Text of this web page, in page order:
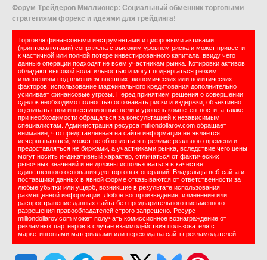
Форум Трейдеров Миллионер: Социальный обменник торговыми
стратегиями форекс и идеями для трейдинга!
Торговля финансовыми инструментами и цифровыми активами
(криптовалютами) сопряжена с высоким уровнем риска и может привести
к частичной или полной потере инвестированного капитала, ввиду чего
данные операции подходят не всем участникам рынка. Котировки активов
обладают высокой волатильностью и могут подвергаться резким
изменениям под влиянием внешних экономических или политических
факторов; использование маржинального кредитования дополнительно
усиливает финансовые угрозы. Перед принятием решения о совершении
сделок необходимо полностью осознавать риски и издержки, объективно
оценивать свои инвестиционные цели и уровень компетентности, а также
при необходимости обращаться за консультацией к независимым
специалистам. Администрация ресурса milliondollarov.com обращает
внимание, что представленная на сайте информация не является
исчерпывающей, может не обновляться в режиме реального времени и
предоставляться не биржами, а участниками рынка, вследствие чего цены
могут носить индикативный характер, отличаться от фактических
рыночных значений и не должны использоваться в качестве
единственного основания для торговых операций. Владельцы веб-сайта и
поставщики данных в явной форме отказываются от ответственности за
любые убытки или ущерб, возникшие в результате использования
размещенной информации. Любое воспроизведение, изменение или
распространение данных сайта без предварительного письменного
разрешения правообладателей строго запрещено. Ресурс
milliondollarov.com может получать комиссионное вознаграждение от
рекламных партнеров в случае взаимодействия пользователя с
маркетинговыми материалами или перехода на сайты рекламодателей.